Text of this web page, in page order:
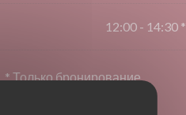
12:00 - 14:30 *
* Только бронирование